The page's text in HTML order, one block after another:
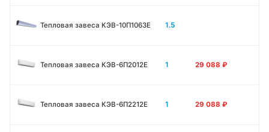
Тепловая завеса КЭВ-10П1063E 1.5
Тепловая завеса КЭВ-6П2012Е 1 29 088 ₽
Тепловая завеса КЭВ-6П2212Е 1 29 088 ₽